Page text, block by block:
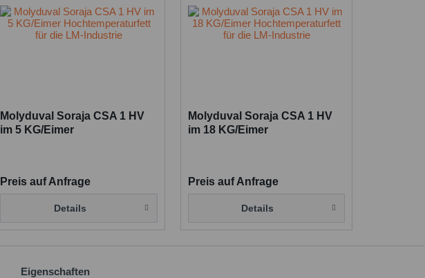
Molyduval Soraja CSA 1 HV
im 5 KG/Eimer
Preis auf Anfrage
Details
Molyduval Soraja CSA 1 HV
im 18 KG/Eimer
Preis auf Anfrage
Details
Eigenschaften